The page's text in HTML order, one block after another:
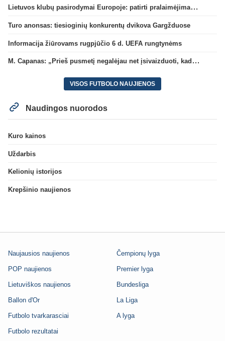
Lietuvos klubų pasirodymai Europoje: patirti pralaimėjimai Kroatijos atstovams
Turo anonsas: tiesioginių konkurentų dvikova Gargžduose
Informacija žiūrovams rugpjūčio 6 d. UEFA rungtynėms
M. Capanas: „Prieš pusmetį negalėjau net įsivaizduoti, kad žaisime prieš „Hajduk“
VISOS FUTBOLO NAUJIENOS
Naudingos nuorodos
Kuro kainos
Uždarbis
Kelionių istorijos
Krepšinio naujienos
Naujausios naujienos
POP naujienos
Lietuviškos naujienos
Ballon d'Or
Futbolo tvarkarasciai
Futbolo rezultatai
Čempionų lyga
Premier lyga
Bundesliga
La Liga
A lyga